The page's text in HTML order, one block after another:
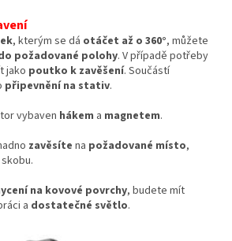
, kterým se dá otáčet až o 360°, můžete
požadované polohy. V případě potřeby
jako poutko k zavěšení. Součástí
připevnění na stativ.
vybaven hákem a magnetem.
zavěsíte na požadované místo,
na kovové povrchy, budete mít
a dostatečné světlo.